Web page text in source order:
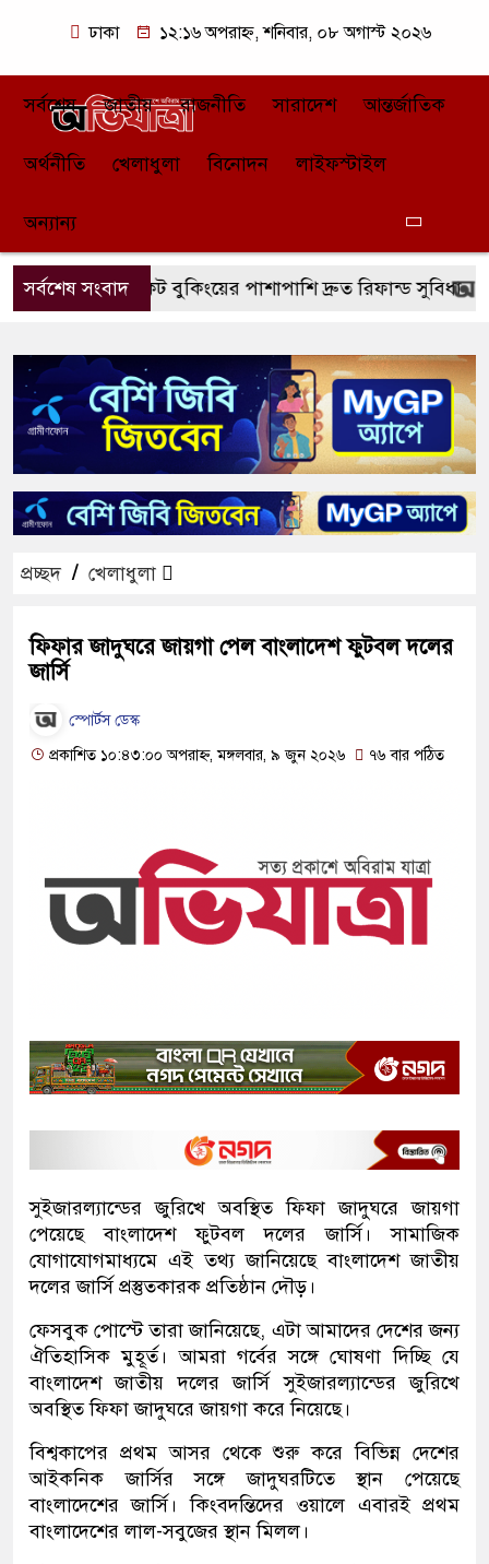
ঢাকা ১২:১৬ অপরাহ্ন, শনিবার, ০৮ অগাস্ট ২০২৬
সর্বশেষ জাতীয় রাজনীতি সারাদেশ আন্তর্জাতিক
অর্থনীতি খেলাধুলা বিনোদন লাইফস্টাইল
অন্যান্য
সর্বশেষ সংবাদ
দ্রুত টিকেট বুকিংয়ের পাশাপাশি দ্রুত রিফান্ড সুবিধা ভিভোর
প্রচ্ছদ/ খেলাধুলা
ফিফার জাদুঘরে জায়গা পেল বাংলাদেশ ফুটবল দলের
জার্সি
স্পোর্টস ডেস্ক
প্রকাশিত ১০:৪৩:০০ অপরাহ্ন, মঙ্গলবার, ৯ জুন ২০২৬
৭৬ বার পঠিত
সুইজারল্যান্ডের জুরিখে অবস্থিত ফিফা জাদুঘরে জায়গা
পেয়েছে বাংলাদেশ ফুটবল দলের জার্সি। সামাজিক
যোগাযোগমাধ্যমে এই তথ্য জানিয়েছে বাংলাদেশ জাতীয়
দলের জার্সি প্রস্তুতকারক প্রতিষ্ঠান দৌড়।
ফেসবুক পোস্টে তারা জানিয়েছে, এটা আমাদের দেশের জন্য
ঐতিহাসিক মুহূর্ত। আমরা গর্বের সঙ্গে ঘোষণা দিচ্ছি যে
বাংলাদেশ জাতীয় দলের জার্সি সুইজারল্যান্ডের জুরিখে
অবস্থিত ফিফা জাদুঘরে জায়গা করে নিয়েছে।
বিশ্বকাপের প্রথম আসর থেকে শুরু করে বিভিন্ন দেশের
আইকনিক জার্সির সঙ্গে জাদুঘরটিতে স্থান পেয়েছে
বাংলাদেশের জার্সি। কিংবদন্তিদের ওয়ালে এবারই প্রথম
বাংলাদেশের লাল-সবুজের স্থান মিলল।